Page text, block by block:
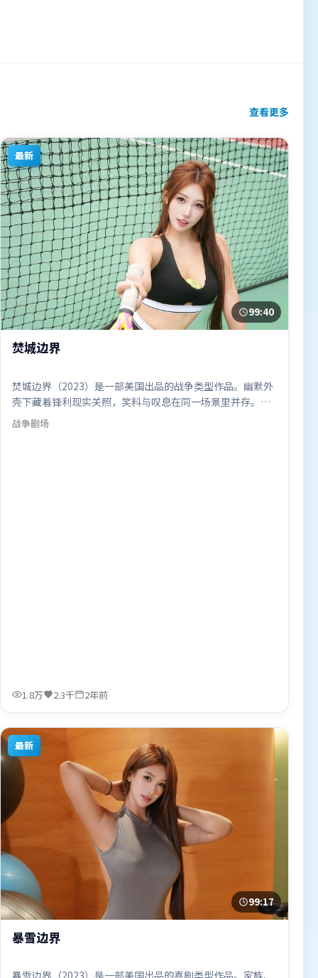
查看更多
最新
99:40
焚城边界
焚城边界（2023）是一部美国出品的战争类型作品。幽默外
壳下藏着锋利现实关照，笑料与叹息在同一场景里并存。摄
影与美术共同营造出强烈地域气质，增强沉浸感。由薛晓路
执导，河正宇、基里安·墨菲、沈腾，雷佳音、马东锡、长
战争剧场
1.8万 2.3千 2年前
最新
99:17
暴雪边界